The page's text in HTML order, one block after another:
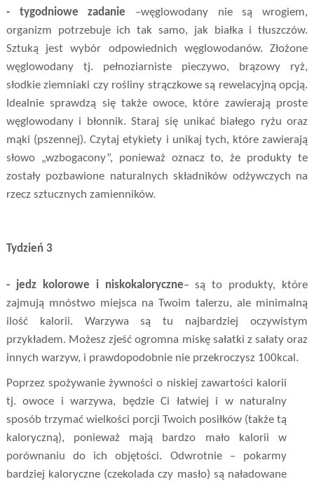
- tygodniowe zadanie –węglowodany nie są wrogiem,
organizm potrzebuje ich tak samo, jak białka i tłuszczów.
Sztuką jest wybór odpowiednich węglowodanów. Złożone
węglowodany tj. pełnoziarniste pieczywo, brązowy ryż,
słodkie ziemniaki czy rośliny strączkowe są rewelacyjną opcją.
Idealnie sprawdzą się także owoce, które zawierają proste
węglowodany i błonnik. Staraj się unikać białego ryżu oraz
mąki (pszennej). Czytaj etykiety i unikaj tych, które zawierają
słowo „wzbogacony”, ponieważ oznacz to, że produkty te
zostały pozbawione naturalnych składników odżywczych na
rzecz sztucznych zamienników.
Tydzień 3
- jedz kolorowe i niskokaloryczne– są to produkty, które
zajmują mnóstwo miejsca na Twoim talerzu, ale minimalną
ilość kalorii. Warzywa są tu najbardziej oczywistym
przykładem. Możesz zjeść ogromna miskę sałatki z sałaty oraz
innych warzyw, i prawdopodobnie nie przekroczysz 100kcal.
Poprzez spożywanie żywności o niskiej zawartości kalorii
tj. owoce i warzywa, będzie Ci łatwiej i w naturalny
sposób trzymać wielkości porcji Twoich posiłków (także tą
kaloryczną), ponieważ mają bardzo mało kalorii w
porównaniu do ich objętości. Odwrotnie – pokarmy
bardziej kaloryczne (czekolada czy masło) są naładowane